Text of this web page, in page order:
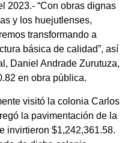
2023.- “Con obras dignas
y los huejutlenses,
transformando a
básica de calidad”, así
Daniel Andrade Zurutuza,
en obra pública.
visitó la colonia Carlos
la pavimentación de la
invirtieron $1,242,361.58.